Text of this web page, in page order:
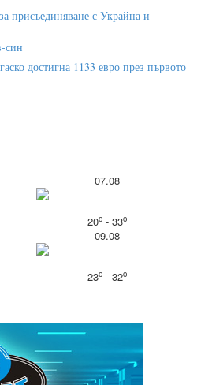
07.08
20o- 33o
09.08
23o- 32o
присъединяване с Украйна и
син
достигна 1133 евро през първото